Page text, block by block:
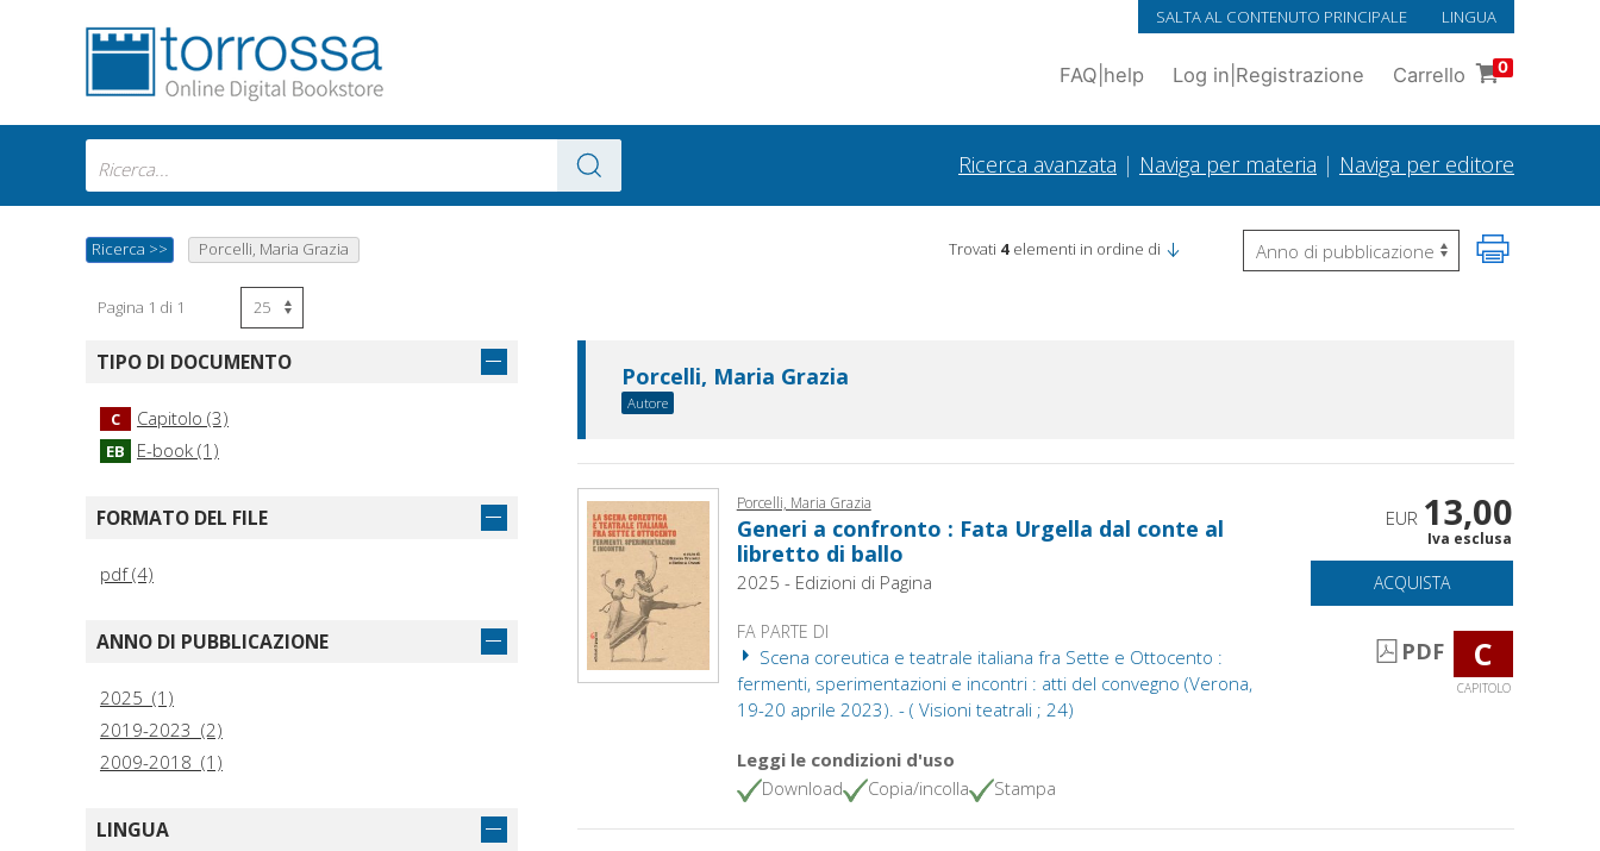
SALTA AL CONTENUTO PRINCIPALE LINGUA
FAQ help Log in Registrazione Carrello 0
Ricerca avanzata | Naviga per materia | Naviga per editore
Ricerca >> Porcelli, Maria Grazia Trovati 4 elementi in ordine di
Pagina 1 di 1
TIPO DI DOCUMENTO
C Capitolo (3)
EB E-book (1)
FORMATO DEL FILE
pdf (4)
ANNO DI PUBBLICAZIONE
2025 (1)
2019-2023 (2)
2009-2018 (1)
LINGUA
Porcelli, Maria Grazia
Autore
Porcelli, Maria Grazia
Generi a confronto : Fata Urgella dal conte al
libretto di ballo
2025 - Edizioni di Pagina
FA PARTE DI
Scena coreutica e teatrale italiana fra Sette e Ottocento :
fermenti, sperimentazioni e incontri : atti del convegno (Verona,
19-20 aprile 2023). - ( Visioni teatrali ; 24)
Leggi le condizioni d'uso
Download
Copia/incolla Stampa
EUR 13,00
Iva esclusa
ACQUISTA
PDF C
CAPITOLO